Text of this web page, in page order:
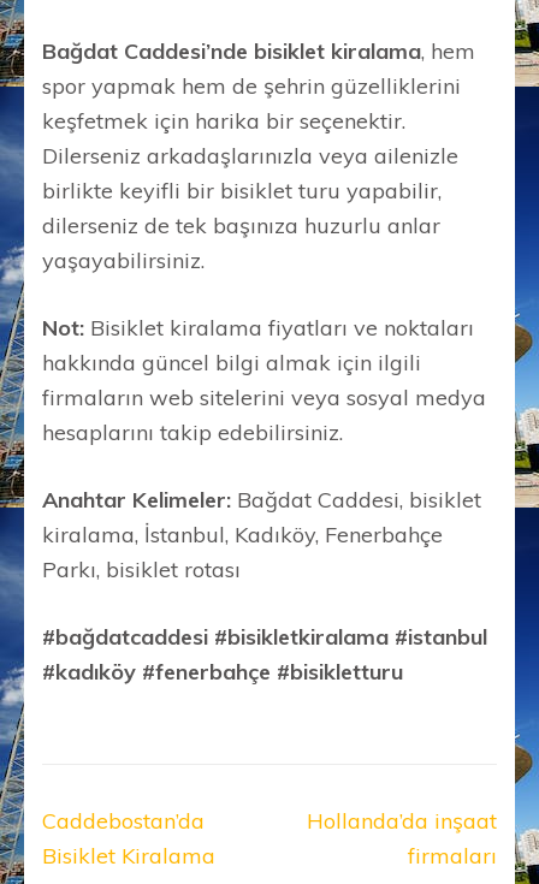
Bağdat Caddesi’nde bisiklet kiralama, hem
spor yapmak hem de şehrin güzelliklerini
keşfetmek için harika bir seçenektir.
Dilerseniz arkadaşlarınızla veya ailenizle
birlikte keyifli bir bisiklet turu yapabilir,
dilerseniz de tek başınıza huzurlu anlar
yaşayabilirsiniz.
Not: Bisiklet kiralama fiyatları ve noktaları
hakkında güncel bilgi almak için ilgili
firmaların web sitelerini veya sosyal medya
hesaplarını takip edebilirsiniz.
Anahtar Kelimeler: Bağdat Caddesi, bisiklet
kiralama, İstanbul, Kadıköy, Fenerbahçe
Parkı, bisiklet rotası
#bağdatcaddesi #bisikletkiralama #istanbul
#kadıköy #fenerbahçe #bisikletturu
Yazı
gezinmesi
Caddebostan’da
Bisiklet Kiralama
Hollanda’da inşaat
firmaları